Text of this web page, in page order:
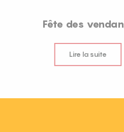
Fête des
Lire la suite